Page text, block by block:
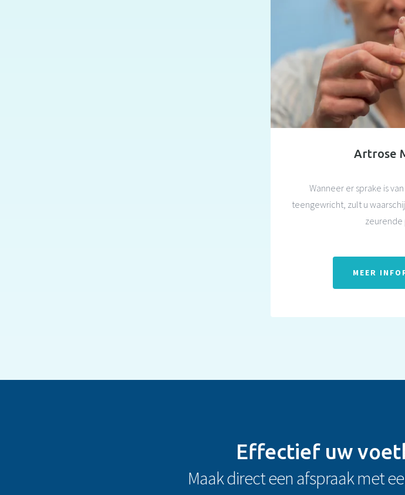
Artrose
Wanneer er sprake is
teengewricht, zult u
zeurende
MEER
Effectief uw
Maak direct een afspraak met